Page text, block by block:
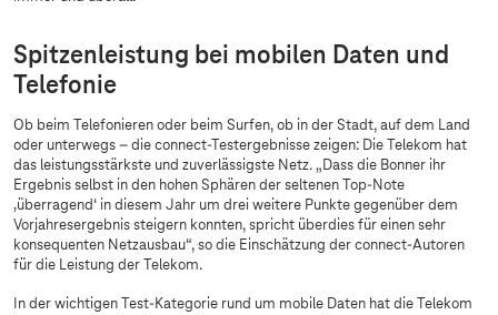
Spitzenleistung bei mobilen Daten und
Telefonie
Ob beim Telefonieren oder beim Surfen, ob in der Stadt, auf dem Land
oder unterwegs – die connect-Testergebnisse zeigen: Die Telekom hat
das leistungsstärkste und zuverlässigste Netz. „Dass die Bonner ihr
Ergebnis selbst in den hohen Sphären der seltenen Top-Note
‚überragend‘ in diesem Jahr um drei weitere Punkte gegenüber dem
Vorjahresergebnis steigern konnten, spricht überdies für einen sehr
konsequenten Netzausbau“, so die Einschätzung der connect-Autoren
für die Leistung der Telekom.
In der wichtigen Test-Kategorie rund um mobile Daten hat die Telekom